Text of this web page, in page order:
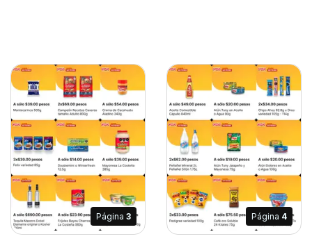
Página 3 Página 4